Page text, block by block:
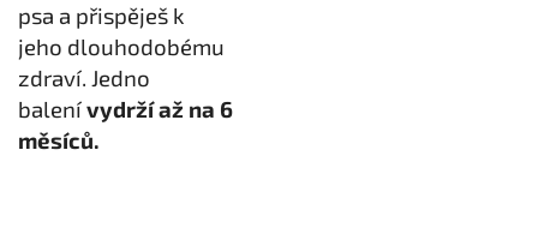
psa a přispěješ k
jeho dlouhodobému
zdraví. Jedno
balenívydrží až na 6
měsíců.